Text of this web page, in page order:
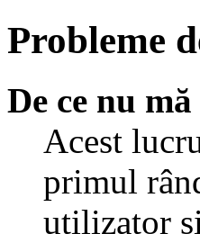
Probleme
De ce nu
Acest
primul
utilizator